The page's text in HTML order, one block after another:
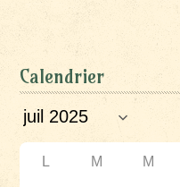
Calendrier
L M M